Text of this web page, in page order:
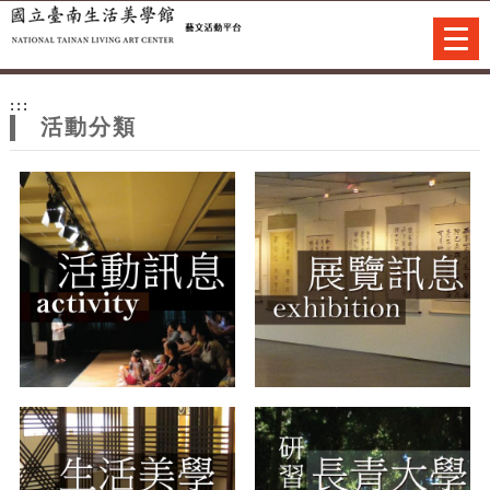
站
主
題
跳到主要內容
網站導覽
:::
活動分類